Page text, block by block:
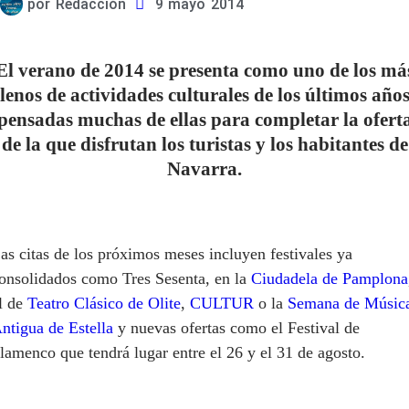
por Redacción 9 mayo 2014
verano de 2014 se presenta como uno de los
de actividades culturales de los últimos
muchas de ellas para completar la
de la que disfrutan los turistas y los habitantes de
Navarra.
citas de los próximos meses incluyen festivales ya
como Tres Sesenta, en la Ciudadela de Pamplona
de Teatro Clásico de Olite, CULTUR o la Semana de
de Estella y nuevas ofertas como el Festival de
que tendrá lugar entre el 26 y el 31 de agosto.